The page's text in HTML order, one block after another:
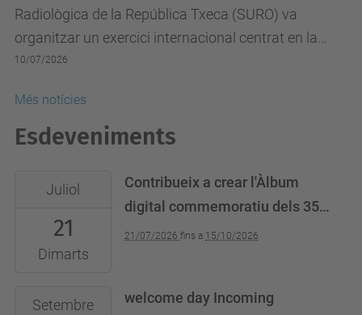
Radiològica de la República Txeca (SURO) va
organitzar un exercici internacional centrat en la
detecció i localització de fonts radioactives,...
10/07/2026
Més notícies
Esdeveniments
Juliol
21
Dimarts
Contribueix a crear l'Àlbum
digital commemoratiu dels 35
anys de l'EETAC
21/07/2026 fins a 15/10/2026
Setembre welcome day Incoming